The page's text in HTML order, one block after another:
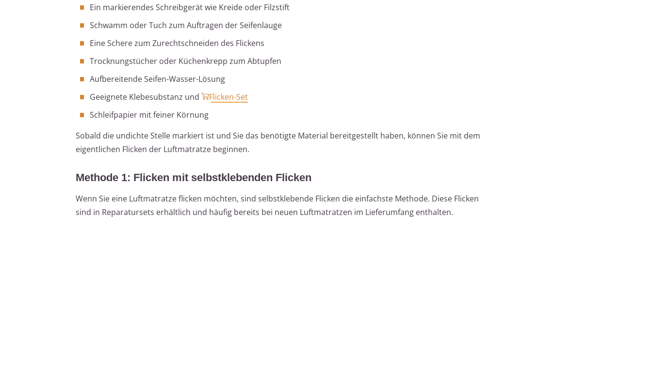
Ein markierendes Schreibgerät wie Kreide oder Filzstift
Schwamm oder Tuch zum Auftragen der Seifenlauge
Eine Schere zum Zurechtschneiden des Flickens
Trocknungstücher oder Küchenkrepp zum Abtupfen
Aufbereitende Seifen-Wasser-Lösung
Geeignete Klebesubstanz und
Flicken-Set
Schleifpapier mit feiner Körnung
Sobald die undichte Stelle markiert ist und Sie das benötigte Material bereitgestellt haben, können Sie mit dem
eigentlichen Flicken der Luftmatratze beginnen.
Methode 1: Flicken mit selbstklebenden Flicken
Wenn Sie eine Luftmatratze flicken möchten, sind selbstklebende Flicken die einfachste Methode. Diese Flicken
sind in Reparatursets erhältlich und häufig bereits bei neuen Luftmatratzen im Lieferumfang enthalten.